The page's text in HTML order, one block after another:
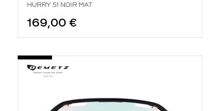
HURRY 51 NOIR MAT
169,00 €